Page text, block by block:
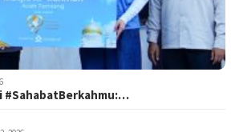
#SahabatBerkahmu:…